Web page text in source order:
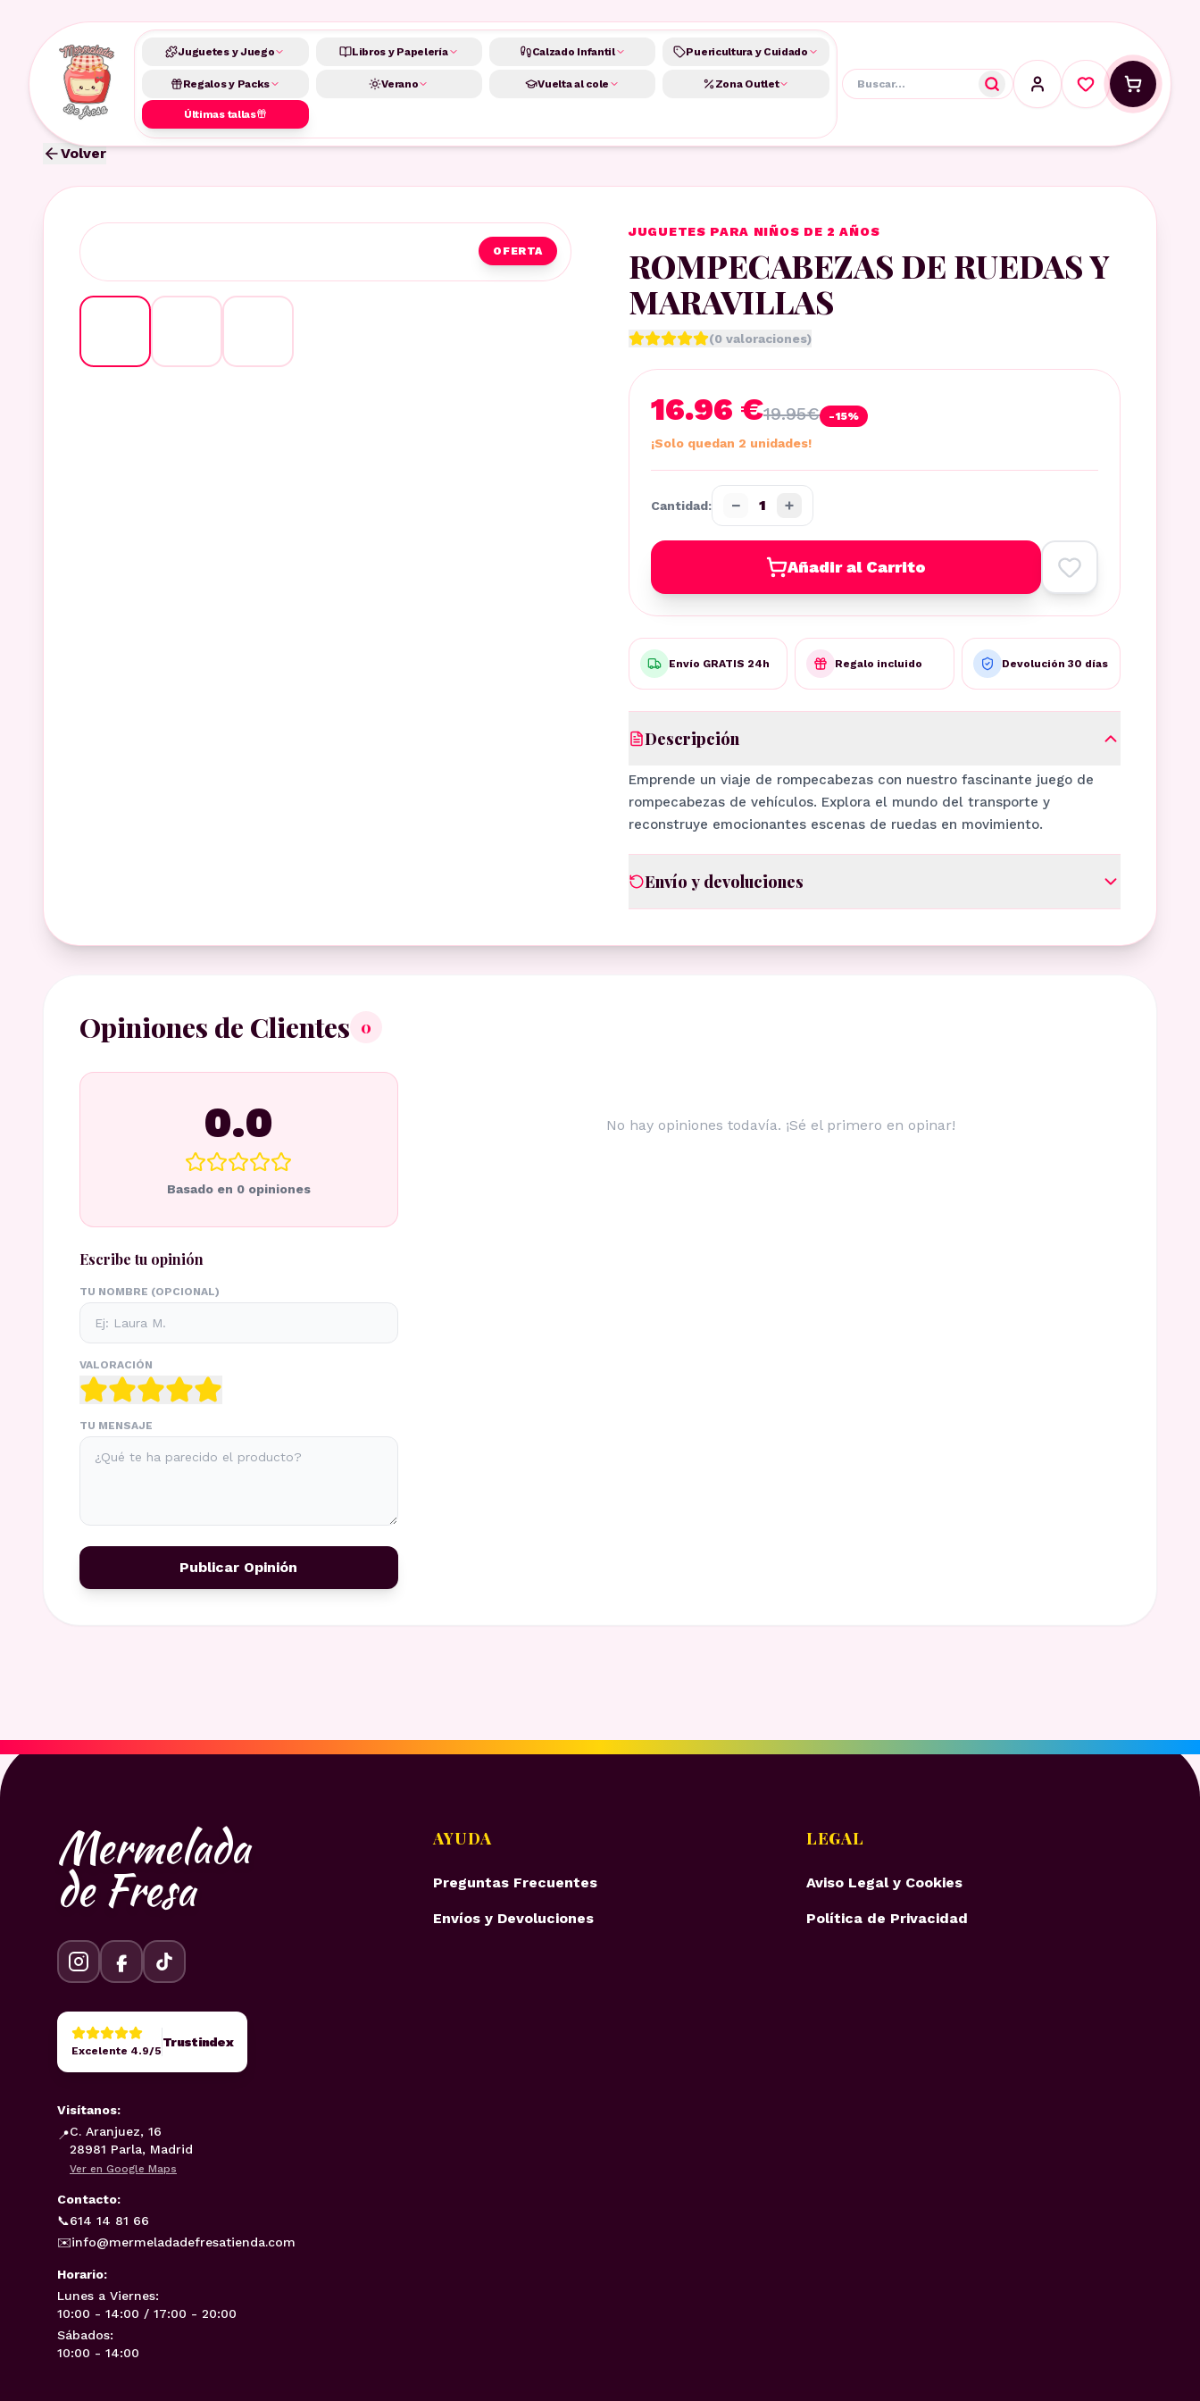
Juguetes y Juego Libros y Papelería Calzado Infantil Puericultura y Cuidado
Regalos y Packs Verano Vuelta al cole Zona Outlet
Últimas tallas
Volver
OFERTA
JUGUETES PARA NIÑOS DE 2 AÑOS
ROMPECABEZAS DE RUEDAS Y
MARAVILLAS
(0 valoraciones)
16.96 €19.95€ -15%
¡Solo quedan 2 unidades!
Cantidad: − 1 +
Añadir al Carrito
Envío GRATIS 24h Regalo incluido Devolución 30 días
Descripción
Emprende un viaje de rompecabezas con nuestro fascinante juego de
rompecabezas de vehículos. Explora el mundo del transporte y
reconstruye emocionantes escenas de ruedas en movimiento.
Envío y devoluciones
Opiniones de Clientes 0
0.0
Basado en 0opiniones
Escribe tu opinión
TU NOMBRE (OPCIONAL)
VALORACIÓN
TU MENSAJE
Publicar Opinión
No hay opiniones todavía. ¡Sé el primero en opinar!
Mermelada
de Fresa
Excelente 4.9/5
Trustindex
Visítanos:
📍C. Aranjuez, 16
28981 Parla, Madrid
Ver en Google Maps
Contacto:
📞614 14 81 66
✉️info@mermeladadefresatienda.com
Horario:
Lunes a Viernes:
10:00 - 14:00 / 17:00 - 20:00
Sábados:
10:00 - 14:00
AYUDA
Preguntas Frecuentes
Envíos y Devoluciones
LEGAL
Aviso Legal y Cookies
Política de Privacidad